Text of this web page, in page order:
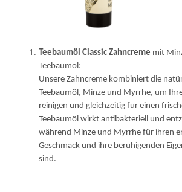
Teebaumöl Classic Zahncreme mit
Teebaumöl:
Unsere Zahncreme kombiniert die
Teebaumöl, Minze und Myrrhe, um
reinigen und gleichzeitig für einen
Teebaumöl wirkt antibakteriell und
während Minze und Myrrhe für ihren
Geschmack und ihre beruhigenden
sind.